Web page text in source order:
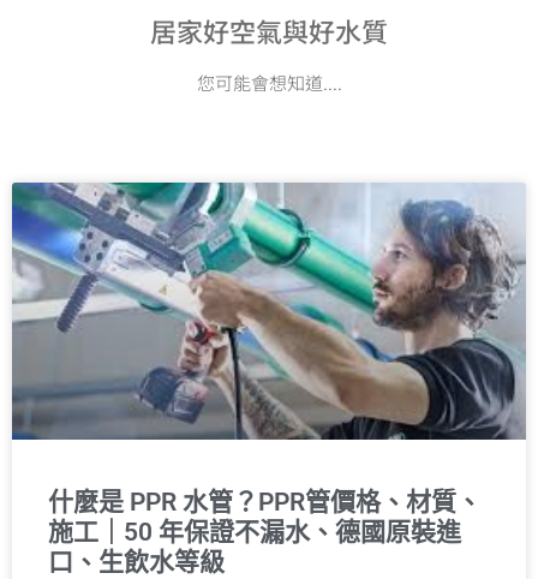
居家好空氣與好水質
您可能會想知道....
什麼是 PPR 水管？PPR管價格、材質、
施工｜50 年保證不漏水、德國原裝進
口、生飲水等級